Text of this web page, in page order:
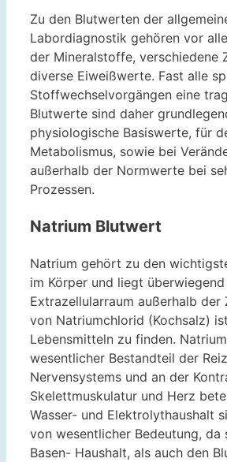
Zu den Blutwerten der
Labordiagnostik gehören vor
der Mineralstoffe, verschiedene
diverse Eiweißwerte. Fast alle
Stoffwechselvorgängen eine
Blutwerte sind daher
physiologische Basiswerte, für
Metabolismus, sowie bei
außerhalb der Normwerte bei
Prozessen.
Natrium Blutwert
Natrium gehört zu den
im Körper und liegt überwiegend
Extrazellularraum außerhalb der
von Natriumchlorid (Kochsalz)
Lebensmitteln zu finden.
wesentlicher Bestandteil der
Nervensystems und an der
Skelettmuskulatur und Herz
Wasser- und Elektrolythaushalt
von wesentlicher Bedeutung, da
Basen- Haushalt, als auch den